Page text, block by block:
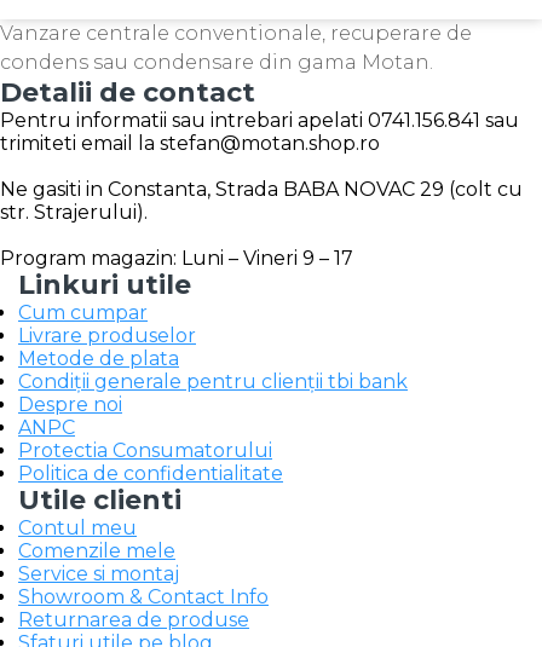
Vanzare centrale conventionale, recuperare de
condens sau condensare din gama Motan.
Detalii de contact
Pentru informatii sau intrebari apelati 0741.156.841 sau
trimiteti email la stefan@motan.shop.ro
Ne gasiti in Constanta, Strada BABA NOVAC 29 (colt cu
str. Strajerului).
Program magazin: Luni – Vineri 9 – 17
Linkuri utile
Cum cumpar
Livrare produselor
Metode de plata
Condiții generale pentru clienții tbi bank
Despre noi
ANPC
Protectia Consumatorului
Politica de confidentialitate
Utile clienti
Contul meu
Comenzile mele
Service si montaj
Showroom & Contact Info
Returnarea de produse